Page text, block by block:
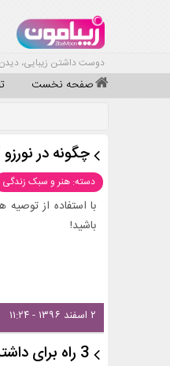
دوست داشتن زیبایی،
صفحه نخست
چگونه در نورزو 97 سفری ارزان و به یاد ماندنی داشته باشیم؟
دسته: هنر و سبک زندگی
باشید!
۲ اسفند ۱۳۹۶ - ۱۱:۲۴
3 راه برای داشتن تغذیه سالم در مسافرت